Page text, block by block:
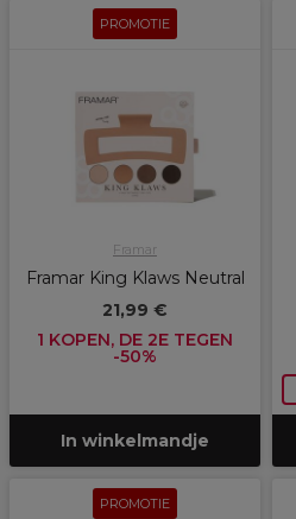
PROMOTIE
Framar
Framar King Klaws Neutral
21,99 €
1 KOPEN, DE 2E TEGEN
-50%
In winkelmandje
PROMOTIE